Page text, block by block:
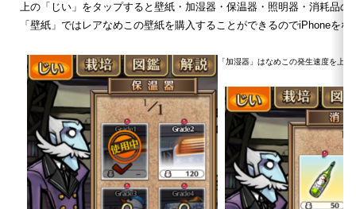
上の「じい」をタップすると壁紙・加湿器・保温器・照明器・消耗品
「壁紙」ではレアなめこの壁紙を購入することができるのでiPhoneを
「加湿器」はなめこの発生速度を上